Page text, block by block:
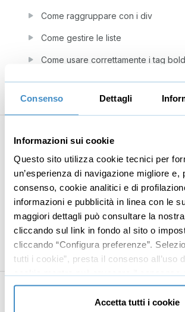
Consenso Dettagli
Informazioni sui cookie
Questo sito utilizza cookie tecnici per
un’esperienza di navigazione migliore e,
consenso, cookie analitici e di
informazioni e pubblicità in linea con le
maggiori dettagli può consultare la
cliccando sul link in fondo al sito o
cliccando “Configura preferenze”.
tutti i cookie”, presta il consenso all’uso
cookie mentre può revocare il consenso
solo cookie necessari” e saranno
tecnici necessari al correttoAccetta tutti i cookie
Come raggruppare con i div
Come gestire le liste
Come usare correttamente i tag
Come citare contenuto di altri autori
Come raggruppare informazioni di
Come indicare la rilevanza di
Come gestire date e orari
Come applicare link ai blocchi
Come definire le relazioni tra risorse
Come definire praticamente le
9 Caratteristiche avanzate
Come disegnare con le API Canvas